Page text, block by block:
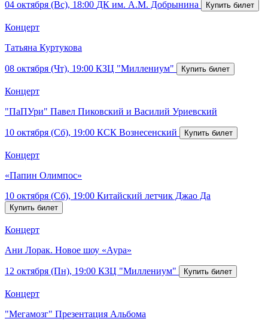
04 октября (Вс), 18:00 ДК им. А.М. Добрынина
Концерт
Татьяна Куртукова
08 октября (Чт), 19:00 КЗЦ "Миллениум"
Концерт
"ПаПУри" Павел Пиковский и Василий Уриевский
10 октября (Сб), 19:00 КСК Вознесенский
Концерт
«Папин Олимпос»
10 октября (Сб), 19:00 Китайский летчик Джао Да
Концерт
Ани Лорак. Новое шоу «Аура»
12 октября (Пн), 19:00 КЗЦ "Миллениум"
Концерт
"Мегамозг" Презентация Альбома